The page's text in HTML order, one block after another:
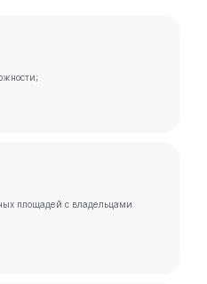
площадей с владельцами